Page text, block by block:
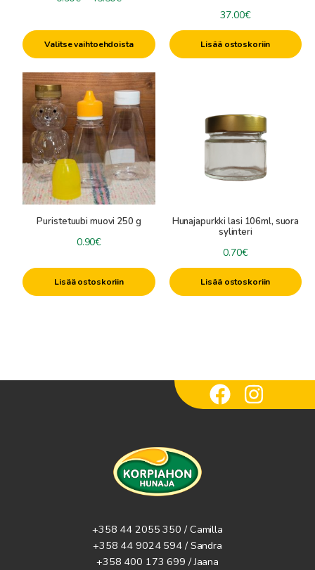
-
45.50€
Valitse vaihtoehdoista
37.00€
Lisää ostoskoriin
Puristetuubi muovi 250 g
0.90€
Lisää ostoskoriin
Hunajapurkki lasi 106ml, suora
sylinteri
0.70€
Lisää ostoskoriin
+358 44 2055 350 / Camilla
+358 44 9024 594 / Sandra
+358 400 173 699 / Jaana